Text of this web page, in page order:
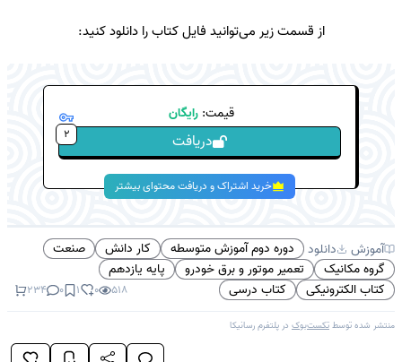
از قسمت زیر می‌توانید فایل کتاب را دانلود کنید:
قیمت: رایگان
دریافت 2
خرید اشتراک و دریافت محتوای بیشتر
آموزش دانلود دوره دوم آموزش متوسطه کار دانش
صنعت
گروه مکانیک
تعمیر موتور و برق خودرو
پایه یازدهم
کتاب الکترونیکی
کتاب درسی 518
0
1
0
234
منتشر شده توسطتکست‌بوک در پلتفرمرسانیکا